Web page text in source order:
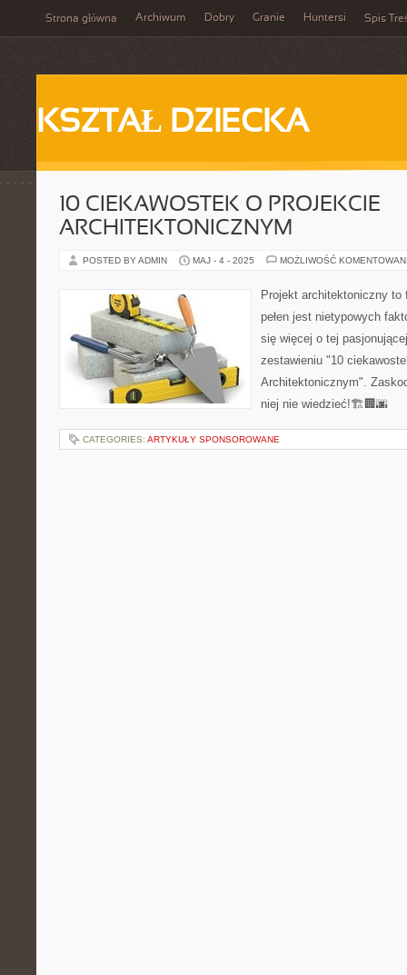
Strona główna Archiwum Dobry Granie Huntersi Spis
KSZTAŁ DZIECKA
10 CIEKAWOSTEK O PROJEKCIE
ARCHITEKTONICZNYM
POSTED BY ADMIN MAJ - 4 - 2025 MOŻLIWOŚĆ
Projekt architektoniczny
pełen jest nietypowych
się więcej o tej
zestawieniu "10
Architektonicznym".
niej nie wiedzieć!🏗️🏢🌆
CATEGORIES: ARTYKUŁY SPONSOROWANE